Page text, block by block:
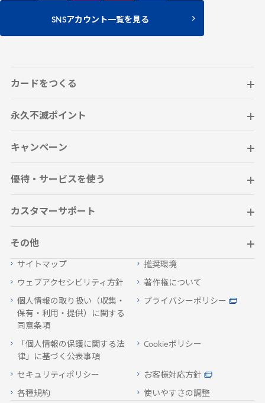
SNSアカウント一覧を見る
カードをつくる
永久不滅ポイント
キャンペーン
優待・サービスを使う
カスタマーサポート
その他
サイトマップ 推奨環境
ウェブアクセシビリティ方針 著作権について
個人情報の取り扱い（収集・
保有・利用・提供）に関する
同意条項
プライバシーポリシー
「個人情報の保護に関する法
律」に基づく公表事項
Cookieポリシー
セキュリティポリシー お客様対応方針
各種規約 使いやすさの調整